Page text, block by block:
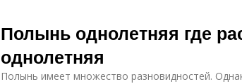
Полынь однолетняя где
однолетняя
Полынь имеет множество разновидностей.